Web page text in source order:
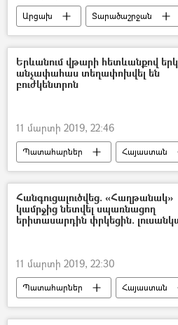
Արցախ Տարածաշրջան
Քաղաքականություն
Նիկոլ Փաշինյան
Բակո
Երևանում վթարի հետևանքով
անչափահաս տեղափոխվել են
բուժկենտրոն
11 մարտի 2019, 22:46
Պատահարներ Հայաստան
Հանգուցալուծվեց. «Հաղթանակ»
կամրջից նետվել սպառնացող
երիտասարդին փրկեցին.
11 մարտի 2019, 22:30
Պատահարներ Հայաստան